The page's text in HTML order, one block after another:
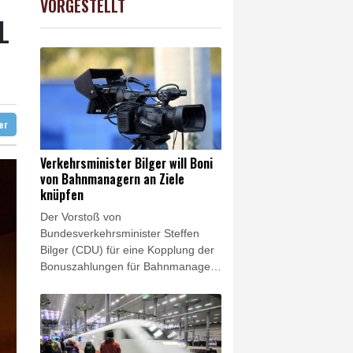
0.32%
VORGESTELLT
Verkehrsminister Bilger will Boni
von Bahnmanagern an Ziele
knüpfen
Der Vorstoß von
Bundesverkehrsminister Steffen
Bilger (CDU) für eine Kopplung der
Bonuszahlungen für Bahnmanager
auf große Zustimmung gestoßen.
Vertreter von SPD und Grünen
sowie des Fahrgastverbandes
ProBahn begrüßten die Initiative.